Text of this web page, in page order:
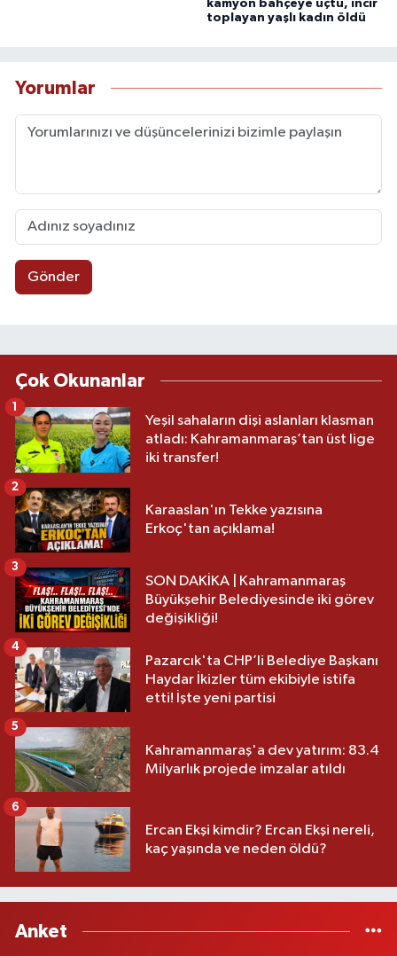
kamyon bahçeye uçtu, incir
toplayan yaşlı kadın öldü
Yorumlar
Gönder
Çok Okunanlar
Yeşil sahaların dişi aslanları klasman
atladı: Kahramanmaraş’tan üst lige
iki transfer!
1
Karaaslan'ın Tekke yazısına
Erkoç'tan açıklama!
2
SON DAKİKA | Kahramanmaraş
Büyükşehir Belediyesinde iki görev
değişikliği!
3
Pazarcık'ta CHP’li Belediye Başkanı
Haydar İkizler tüm ekibiyle istifa
etti! İşte yeni partisi
4
Kahramanmaraş'a dev yatırım: 83.4
Milyarlık projede imzalar atıldı
5
Ercan Ekşi kimdir? Ercan Ekşi nereli,
kaç yaşında ve neden öldü?
6
Anket